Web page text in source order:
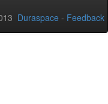
Duraspace - Feedback